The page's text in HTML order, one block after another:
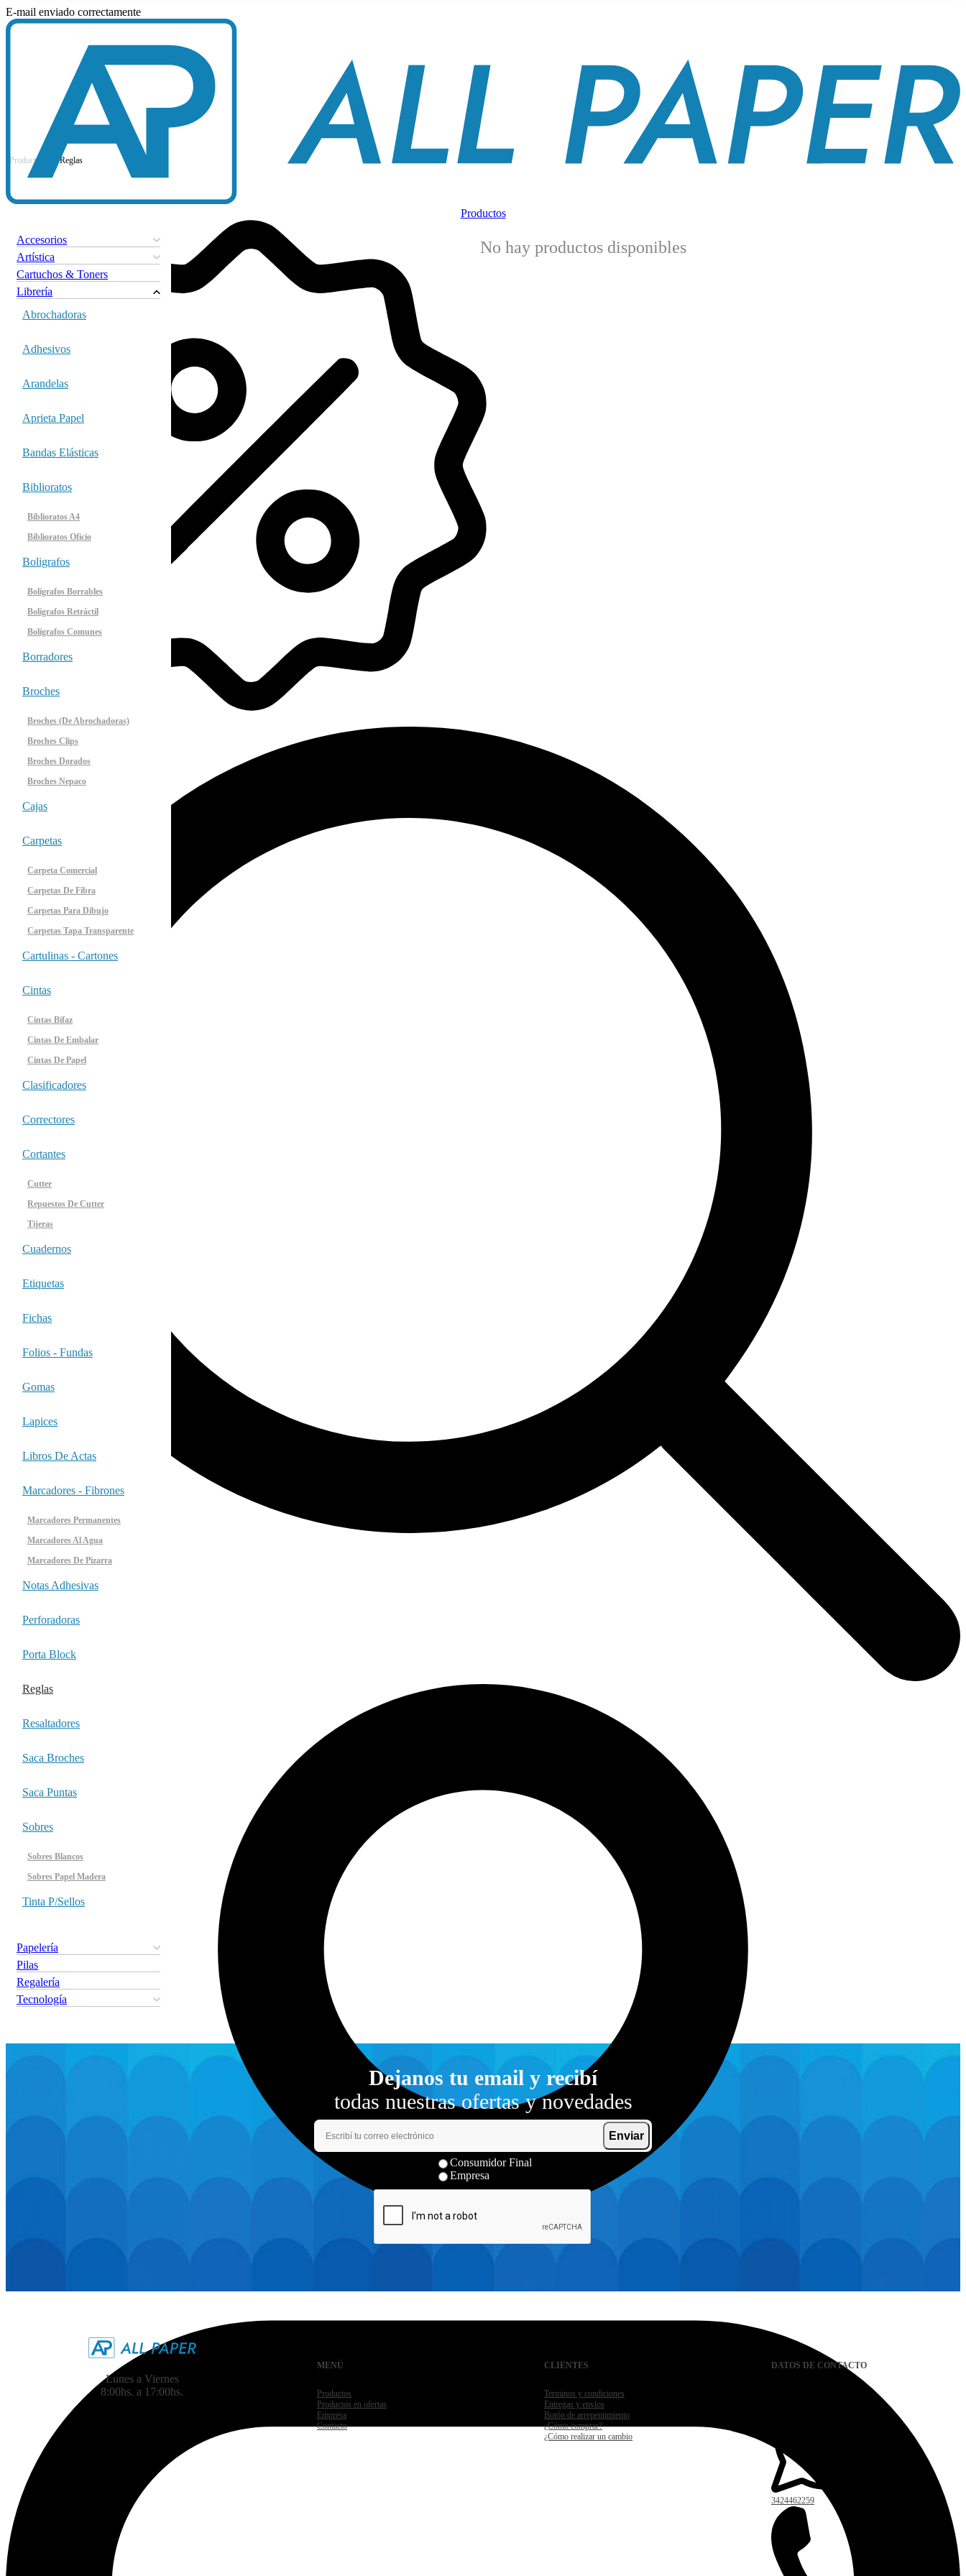
E-mail enviado correctamente
Productos
ofertas
Productos Reglas
Accesorios
Artística
Cartuchos & Toners
Librería
Abrochadoras
Adhesivos
Arandelas
Aprieta Papel
Bandas Elásticas
Biblioratos
Biblioratos A4
Biblioratos Oficio
Boligrafos
Bolígrafos Borrables
Bolígrafos Retráctil
Bolígrafos Comunes
Borradores
Broches
Broches (de Abrochadoras)
Broches Clips
Broches Dorados
Broches Nepaco
Cajas
Carpetas
Carpeta Comercial
Carpetas De Fibra
Carpetas Para Dibujo
Carpetas Tapa Transparente
Cartulinas - Cartones
Cintas
Cintas Bifaz
Cintas De Embalar
Cintas De Papel
Clasificadores
Correctores
Cortantes
Cutter
Repuestos De Cutter
Tijeras
Cuadernos
Etiquetas
Fichas
Folios - Fundas
Gomas
Lapices
Libros De Actas
Marcadores - Fibrones
Marcadores Permanentes
Marcadores Al Agua
Marcadores De Pizarra
Notas Adhesivas
Perforadoras
Porta Block
Reglas
Resaltadores
Saca Broches
Saca Puntas
Sobres
Sobres Blancos
Sobres Papel Madera
Tinta P/sellos
Papelería
Pilas
Regalería
Tecnología
No hay productos disponibles
Dejanos tu email y recibí
todas nuestras ofertas y novedades
Enviar
Consumidor Final
Empresa
Lunes a Viernes
8:00hs. a 17:00hs.
MENÚ
Productos
Productos en ofertas
Empresa
Contacto
CLIENTES
Terminos y condiciones
Entregas y envíos
Botón de arrepentimiento
¿Cómo comprar?
¿Cómo realizar un cambio
DATOS DE CONTACTO
3424462259